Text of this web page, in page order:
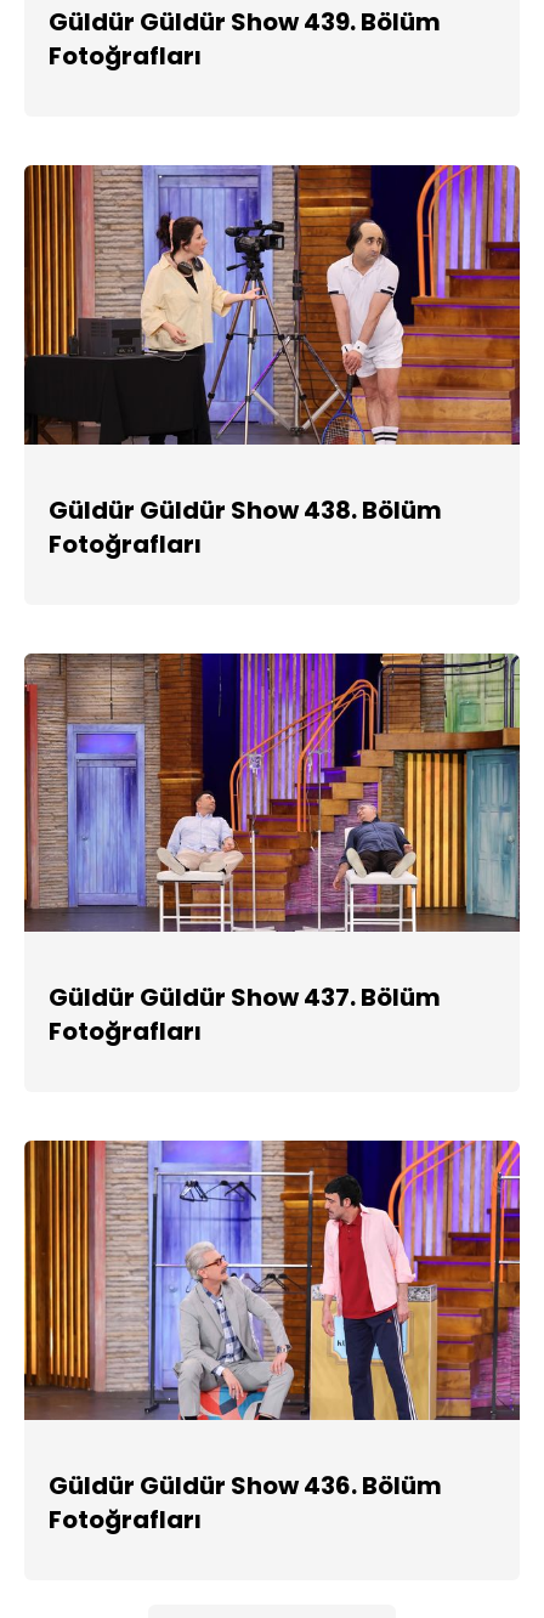
Güldür Güldür Show 439. Bölüm
Fotoğrafları
Güldür Güldür Show 438. Bölüm
Fotoğrafları
Güldür Güldür Show 437. Bölüm
Fotoğrafları
Güldür Güldür Show 436. Bölüm
Fotoğrafları